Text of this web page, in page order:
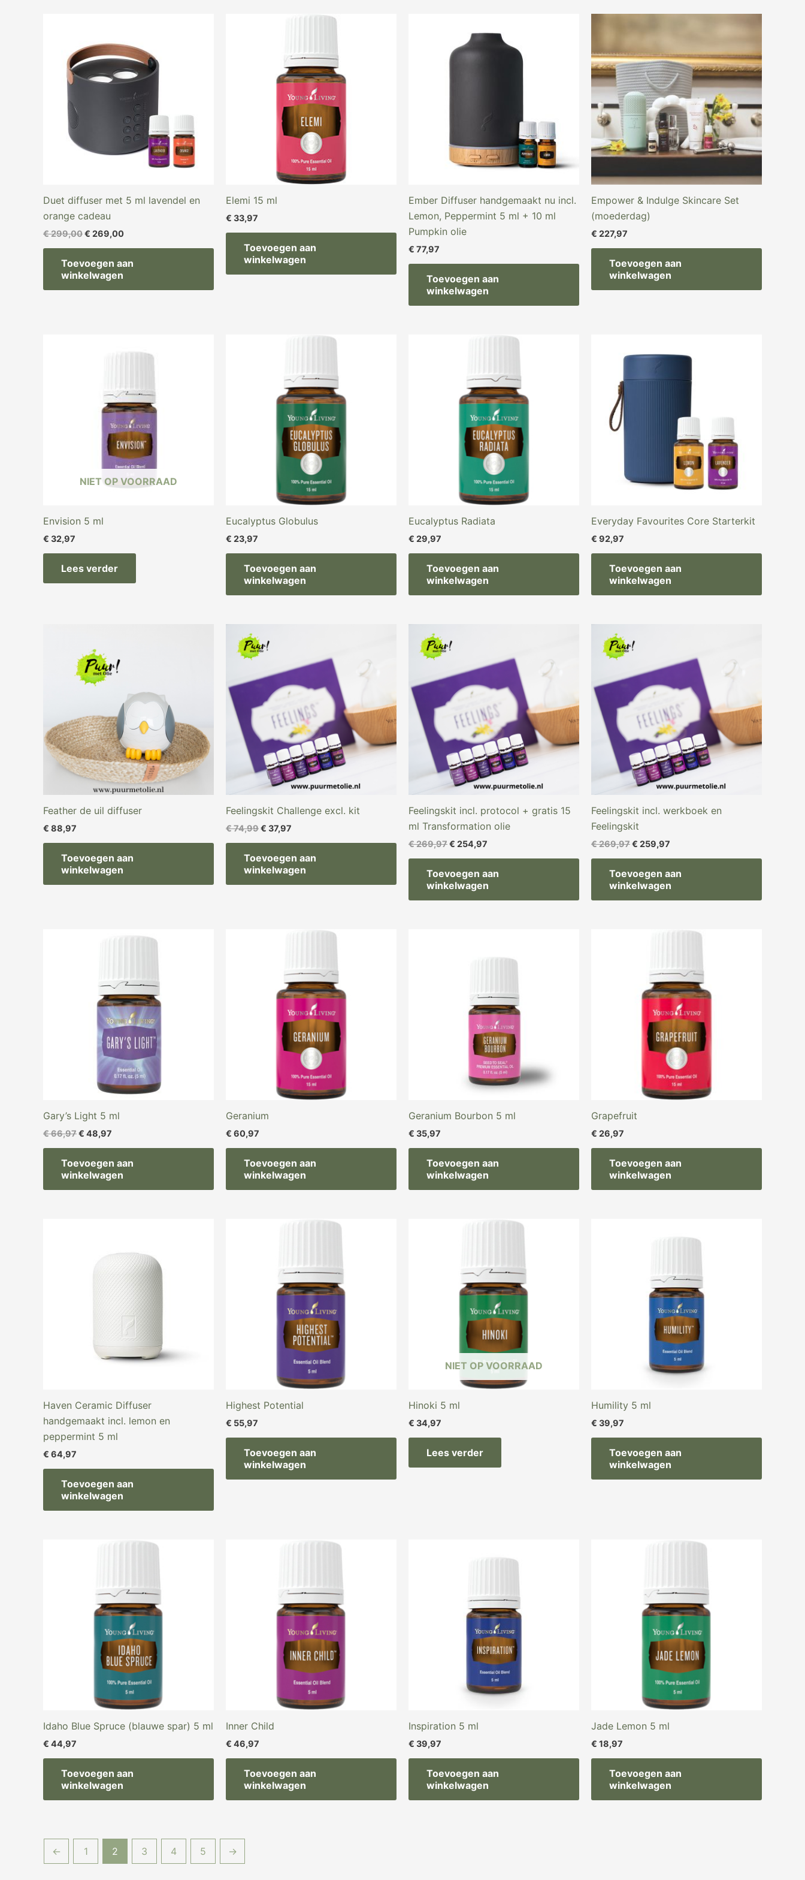
Duet diffuser met 5 ml lavendel en
orange cadeau
€299,00
€ 299,00.
€ 269,00
€ 269,00.
Toevoegen aan
winkelwagen
Elemi 15 ml
€ 33,97
Toevoegen aan
winkelwagen
Ember Diffuser handgemaakt nu incl.
Lemon, Peppermint 5 ml + 10 ml
Pumpkin olie
€ 77,97
Toevoegen aan
winkelwagen
Empower & Indulge Skincare Set
(moederdag)
€ 227,97
Toevoegen aan
winkelwagen
NIET OP VOORRAAD
Envision 5 ml
€ 32,97
Lees verder
Eucalyptus Globulus
€ 23,97
Toevoegen aan
winkelwagen
Eucalyptus Radiata
€ 29,97
Toevoegen aan
winkelwagen
Everyday Favourites Core Starterkit
€ 92,97
Toevoegen aan
winkelwagen
Feather de uil diffuser
€ 88,97
Toevoegen aan
winkelwagen
Feelingskit Challenge excl. kit
€74,99
prijs
was:
€ 37,97
€ 37,97.
Toevoegen aan
winkelwagen
Feelingskit incl. protocol + gratis 15
ml Transformation olie
€269,97
prijs
was:
€ 254,97
€ 254,97.
Toevoegen aan
winkelwagen
Feelingskit incl. werkboek en
Feelingskit
€269,97
prijs
was:
€ 259,97
€ 259,97.
Toevoegen aan
winkelwagen
Gary’s Light 5 ml
€66,97€ 48,97
Toevoegen aan
winkelwagen
Geranium
€ 60,97
Toevoegen aan
winkelwagen
Geranium Bourbon 5 ml
€ 35,97
Toevoegen aan
winkelwagen
Grapefruit
€ 26,97
Toevoegen aan
winkelwagen
Haven Ceramic Diffuser
handgemaakt incl. lemon en
peppermint 5 ml
€ 64,97
Toevoegen aan
winkelwagen
Highest Potential
€ 55,97
Toevoegen aan
winkelwagen
NIET OP VOORRAAD
Hinoki 5 ml
€ 34,97
Lees verder
Humility 5 ml
€ 39,97
Toevoegen aan
winkelwagen
Idaho Blue Spruce (blauwe spar) 5 ml
€ 44,97
Toevoegen aan
winkelwagen
Inner Child
€ 46,97
Toevoegen aan
winkelwagen
Inspiration 5 ml
€ 39,97
Toevoegen aan
winkelwagen
Jade Lemon 5 ml
€ 18,97
Toevoegen aan
winkelwagen
← 1 2 3 4 5 →